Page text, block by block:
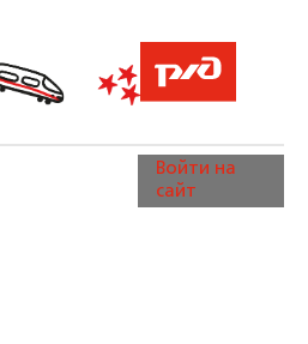
Войти на
сайт